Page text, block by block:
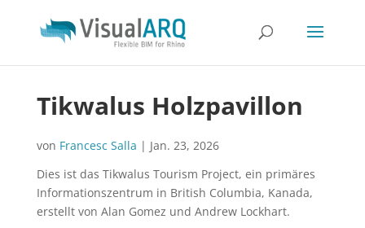
Tikwalus Holzpavillon
von Francesc Salla | Jan. 23, 2026
Dies ist das Tikwalus Tourism Project, ein primäres
Informationszentrum in British Columbia, Kanada,
erstellt von Alan Gomez und Andrew Lockhart.